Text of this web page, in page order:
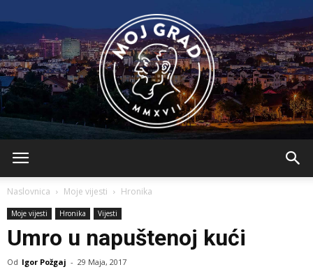
Naslovnica Moje vijesti Hronika
Moje vijesti Hronika Vijesti
Umro u napuštenoj kući
Od Igor Požgaj - 29 Maja, 2017